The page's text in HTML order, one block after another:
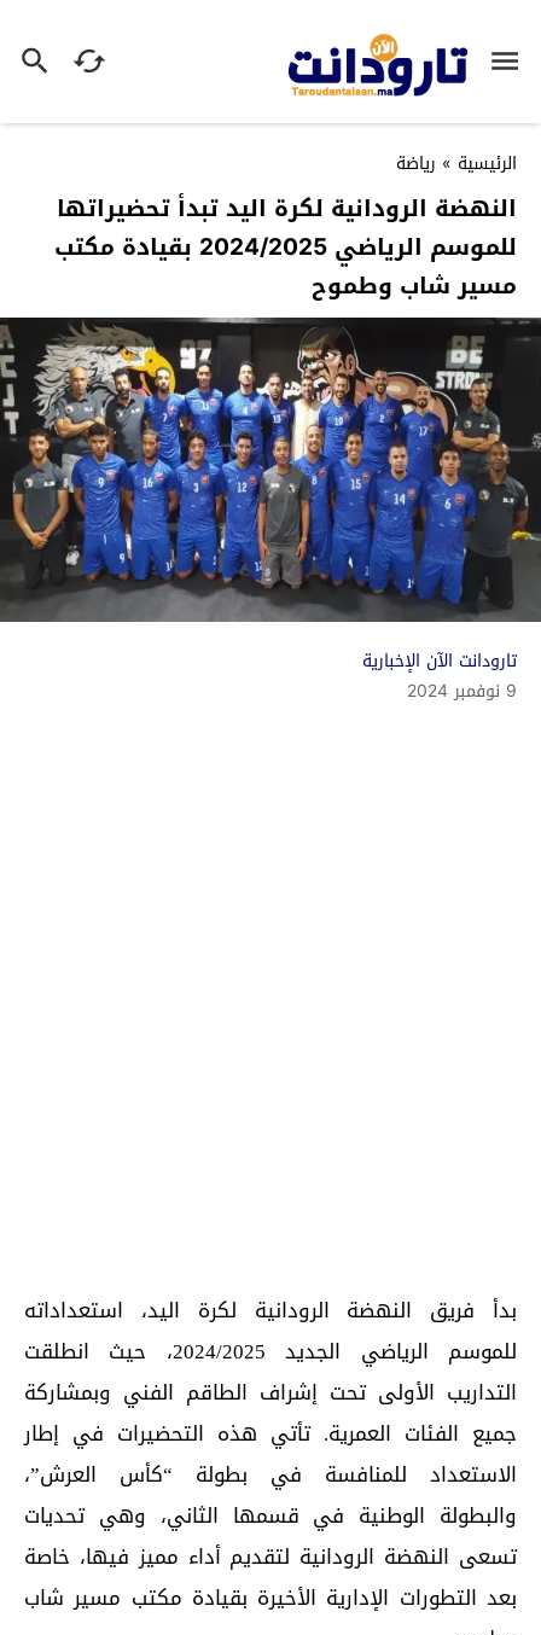
الرئيسية » رياضة
النهضة الرودانية لكرة اليد تبدأ تحضيراتها
للموسم الرياضي 2024/2025 بقيادة مكتب
مسير شاب وطموح
تارودانت الآن الإخبارية
9 نوفمبر 2024
بدأ فريق النهضة الرودانية لكرة اليد، استعداداته
للموسم الرياضي الجديد 2024/2025، حيث انطلقت
التداريب الأولى تحت إشراف الطاقم الفني وبمشاركة
جميع الفئات العمرية. تأتي هذه التحضيرات في إطار
الاستعداد للمنافسة في بطولة “كأس العرش”،
والبطولة الوطنية في قسمها الثاني، وهي تحديات
تسعى النهضة الرودانية لتقديم أداء مميز فيها، خاصة
بعد التطورات الإدارية الأخيرة بقيادة مكتب مسير شاب